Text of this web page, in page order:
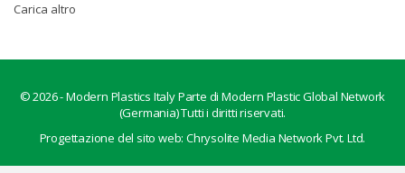
Carica altro
© 2026 -Modern Plastics ItalyParte di Modern Plastic Global Network
(Germania) Tutti i diritti riservati.
Progettazione del sito web:Chrysolite Media Network Pvt. Ltd.